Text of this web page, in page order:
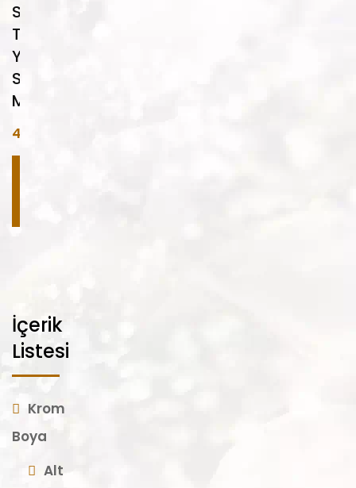
Su
Transfer
Yıkama
Sistemi
M
47.000,00
İçerik
Listesi
Krom
Boya
Alt